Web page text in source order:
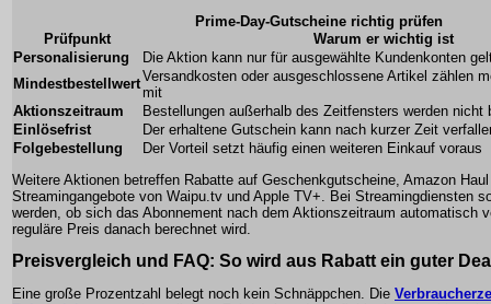
Prime-Day-Gutscheine richtig prüfen
Prüfpunkt
Warum er wichtig ist
Personalisierung
Die Aktion kann nur für ausgewählte Kundenkonten
MindestbestellwertVersandkosten oder ausgeschlossene Artikel zählen
mit
Aktionszeitraum
Bestellungen außerhalb des Zeitfensters werden nicht
Einlösefrist
Der erhaltene Gutschein kann nach kurzer Zeit
Folgebestellung
Der Vorteil setzt häufig einen weiteren Einkauf voraus
Weitere Aktionen betreffen Rabatte auf Geschenkgutscheine, Amazon
Streamingangebote von Waipu.tv und Apple TV+. Bei Streamingdiensten
werden, ob sich das Abonnement nach dem Aktionszeitraum automatisch
reguläre Preis danach berechnet wird.
Preisvergleich und FAQ: So wird aus Rabatt ein guter
Eine große Prozentzahl belegt noch kein Schnäppchen. Die